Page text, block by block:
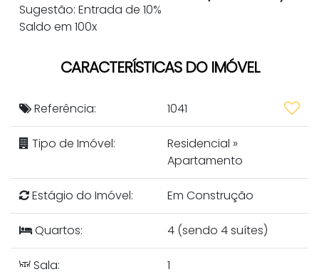
Sugestão: Entrada de 10%
Saldo em 100x
CARACTERÍSTICAS DO IMÓVEL
Referência: 1041
Tipo de Imóvel: Residencial »
Apartamento
Estágio do Imóvel: Em Construção
Quartos: 4 (sendo 4 suítes)
Sala: 1